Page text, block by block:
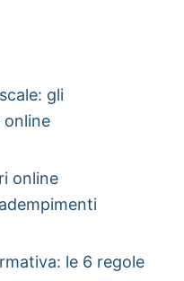
gli
online
online
le 6 regole